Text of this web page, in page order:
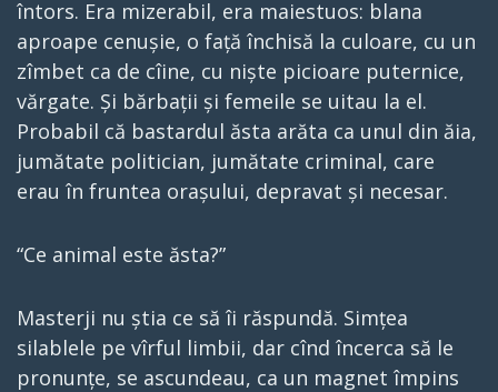
întors. Era mizerabil, era maiestuos: blana
aproape cenușie, o față închisă la culoare, cu un
zîmbet ca de cîine, cu niște picioare puternice,
vărgate. Și bărbații și femeile se uitau la el.
Probabil că bastardul ăsta arăta ca unul din ăia,
jumătate politician, jumătate criminal, care
erau în fruntea orașului, depravat și necesar.
“Ce animal este ăsta?”
Masterji nu știa ce să îi răspundă. Simțea
silablele pe vîrful limbii, dar cînd încerca să le
pronunțe, se ascundeau, ca un magnet împins